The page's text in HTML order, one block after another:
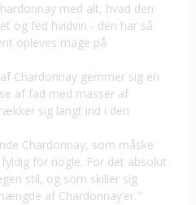
med alt, hvad den
og fed hvidvin - den har så
opleves mage på
Chardonnay gemmer sig en
af fad med masser af
sig langt ind i den
Chardonnay, som måske
for nogle. For det absolut
stil, og som skiller sig
af Chardonnay’er."